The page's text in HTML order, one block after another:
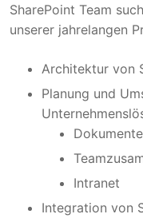
SharePoint Team
unserer jahrelangen
Architektur von
Planung und
Intranet
Integration von